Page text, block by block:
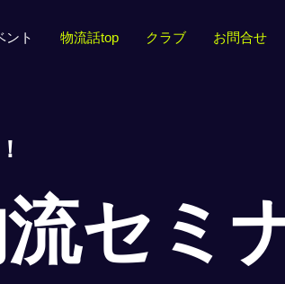
ント 物流話top クラブ お問合せ
セミ